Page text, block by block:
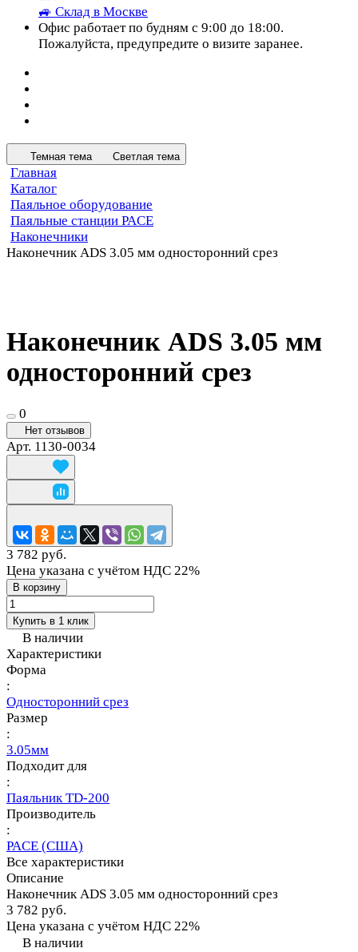
🚙 Склад в Москве
Офис работает по будням с 9:00 до 18:00.
Пожалуйста, предупредите о визите заранее.
Темная тема Светлая тема
Главная
Каталог
Паяльное оборудование
Паяльные станции PACE
Наконечники
Наконечник ADS 3.05 мм односторонний срез
Наконечник ADS 3.05 мм
односторонний срез
0
Нет отзывов
Арт. 1130-0034
3 782 руб.
Цена указана с учётом НДС 22%
В корзину
Купить в 1 клик
В наличии
Характеристики
Форма
:
Односторонний срез
Размер
:
3.05мм
Подходит для
:
Паяльник TD-200
Производитель
:
PACE (США)
Все характеристики
Описание
Наконечник ADS 3.05 мм односторонний срез
3 782 руб.
Цена указана с учётом НДС 22%
В наличии